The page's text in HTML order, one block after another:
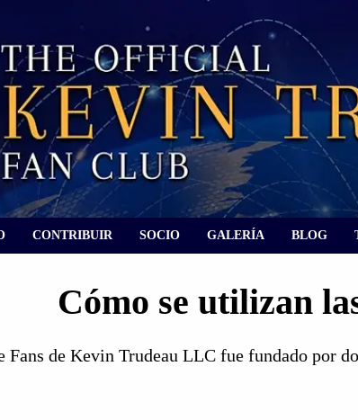
CONTRIBUIR SOCIO GALERÍA BLOG
Cómo se utilizan
de Kevin Trudeau LLC fue fundado por